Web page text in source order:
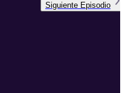
Siguiente Episodio